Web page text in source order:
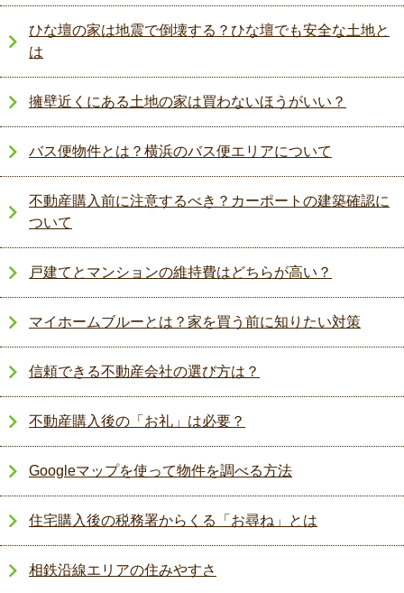
ひな壇の家は地震で倒壊する？ひな壇でも安全な土地と
は
擁壁近くにある土地の家は買わないほうがいい？
バス便物件とは？横浜のバス便エリアについて
不動産購入前に注意するべき？カーポートの建築確認に
ついて
戸建てとマンションの維持費はどちらが高い？
マイホームブルーとは？家を買う前に知りたい対策
信頼できる不動産会社の選び方は？
不動産購入後の「お礼」は必要？
Googleマップを使って物件を調べる方法
住宅購入後の税務署からくる「お尋ね」とは
相鉄沿線エリアの住みやすさ